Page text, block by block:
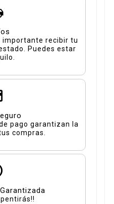
importante recibir tu
Puedes estar
pago garantizan la
compras.